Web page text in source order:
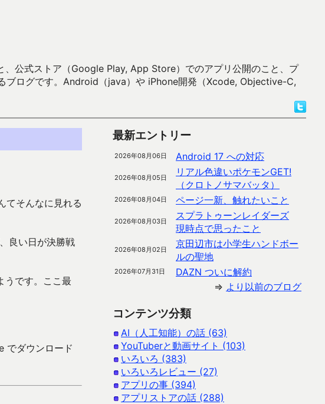
公式ストア（Google Play, App Store）でのアプリ公開のこと、プ
ブログです。Android（java）や iPhone開発（Xcode, Objective-C,
てそんなに見れる
良い日が決勝戦
うです。ここ最
でダウンロード
最新エントリー
2026年08月06日 Android 17 への対応
2026年08月05日
リアル色違いポケモンGET!
（クロトノサマバッタ）
2026年08月04日 ページ一新、触れたいこと
2026年08月03日
スプラトゥーンレイダーズ
現時点で思ったこと
2026年08月02日
京田辺市は小学生ハンドボー
ルの聖地
2026年07月31日
DAZN ついに解約
⇒ より以前のブログ
コンテンツ分類
AI（人工知能）の話 (63)
YouTuberと動画サイト (103)
いろいろ (383)
いろいろレビュー (27)
アプリの事 (394)
アプリストアの話 (288)